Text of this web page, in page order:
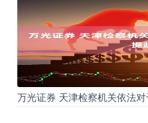
万光证券 天津检察机关依法